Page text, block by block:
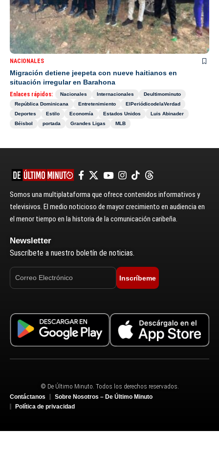
NACIONALES
Migración detiene jeepeta con nueve haitianos en
situación irregular en Barahona
Enlaces rápidos: Nacionales Internacionales
Deultimominuto
República Dominicana
Entretenimiento
ElPeriódicodelaVerdad
Deportes
Estilo Economía Estados Unidos
Luis Abinader
Béisbol
portada Grandes Ligas MLB
Somos una multiplataforma que ofrece contenidos informativos y
televisivos. El medio noticioso de mayor crecimiento en audiencia en
el menor tiempo en la historia de la comunicación caribeña.
Newsletter
Suscríbete a nuestro boletín de noticias.
Inscríbeme
© De Último Minuto. Todos los derechos reservados.
Contáctanos
Sobre Nosotros – De Último Minuto
Política de privacidad